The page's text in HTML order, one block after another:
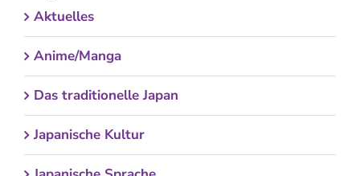
Aktuelles
Anime/Manga
Das traditionelle Japan
Japanische Kultur